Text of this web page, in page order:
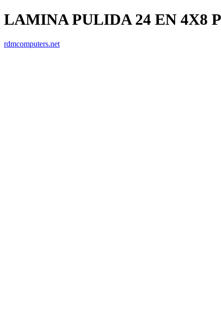
LAMINA PULIDA 24 EN 4X8
rdmcomputers.net